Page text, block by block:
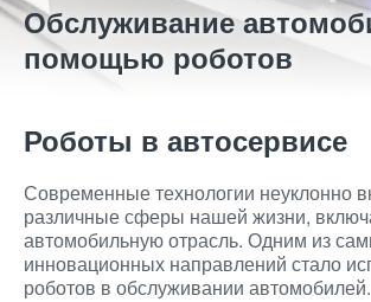
Обслуживание
помощью роботов
Роботы в автосервисе
Современные технологии неуклонно
различные сферы нашей жизни,
автомобильную отрасль. Одним из
инновационных направлений стало
роботов в обслуживании автомобилей.